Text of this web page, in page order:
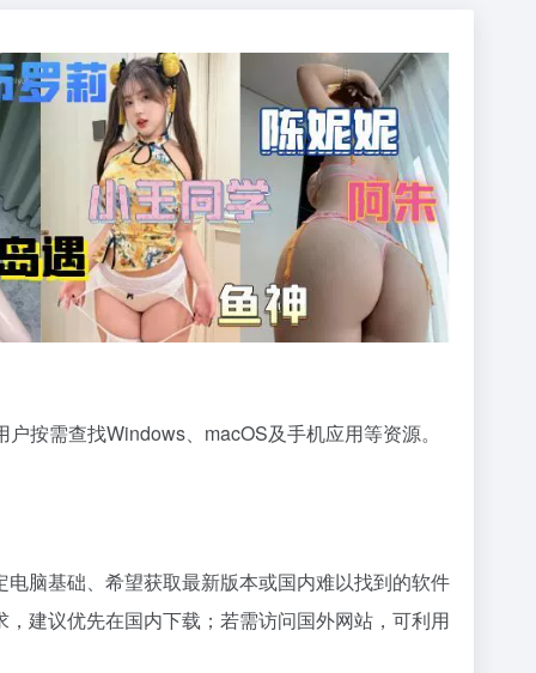
按需查找Windows、macOS及手机应用等资源。
脑基础、希望获取最新版本或国内难以找到的软件
建议优先在国内下载；若需访问国外网站，可利用